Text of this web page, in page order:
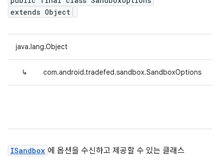
extends Object
java.lang.Object
↳ com.android.tradefed.sandbox.SandboxOptions
ISandbox 에 옵션을 수신하고 제공할 수 있는 클래스